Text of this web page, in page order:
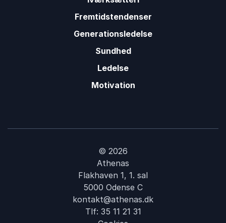
Fremtidstendenser
Generationsledelse
Sundhed
Ledelse
Motivation
© 2026
Athenas
Flakhaven 1, 1. sal
5000 Odense C
kontakt@athenas.dk
Tlf: 35 11 21 31